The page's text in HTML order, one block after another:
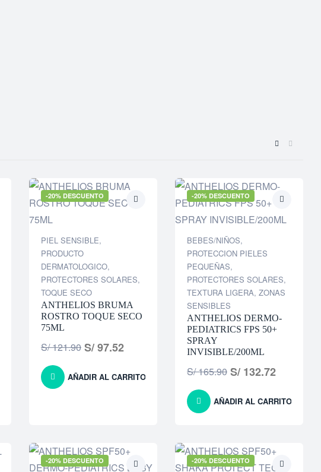
-20% DESCUENTO
PIEL SENSIBLE,
PRODUCTO
DERMATOLOGICO,
PROTECTORES SOLARES,
TOQUE SECO
ANTHELIOS BRUMA
ROSTRO TOQUE SECO
75ML
S/121.90 S/97.52
AÑADIR AL CARRITO
-20% DESCUENTO
BEBES/NIÑOS,
PROTECCION PIELES
PEQUEÑAS,
PROTECTORES SOLARES,
TEXTURA LIGERA, ZONAS
SENSIBLES
ANTHELIOS DERMO-
PEDIATRICS FPS 50+
SPRAY
INVISIBLE/200ML
S/165.90 S/ 132.72
AÑADIR AL CARRITO
-20% DESCUENTO -20% DESCUENTO